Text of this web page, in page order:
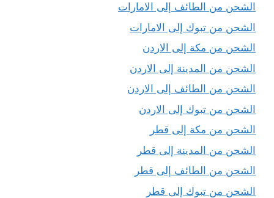
الشحن من الطائف إلى الامارات
الشحن من تبوك إلى الامارات
الشحن من مكة إلى الاردن
الشحن من المدينة إلى الاردن
الشحن من الطائف إلى الاردن
الشحن من تبوك إلى الاردن
الشحن من مكة إلى قطر
الشحن من المدينة إلى قطر
الشحن من الطائف إلى قطر
الشحن من تبوك إلى قطر